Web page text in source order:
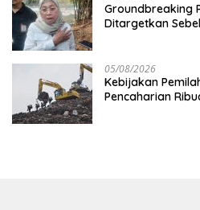
Groundbreaking
Ditargetkan
05/08/2026
Kebijakan
Pencaharian